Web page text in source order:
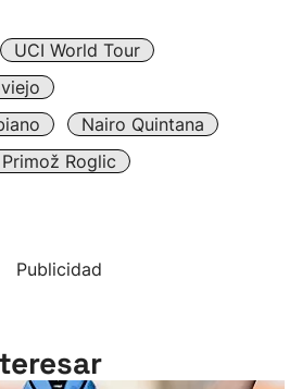
UCI World Tour
Nairo Quintana
Primož Roglic
Publicidad